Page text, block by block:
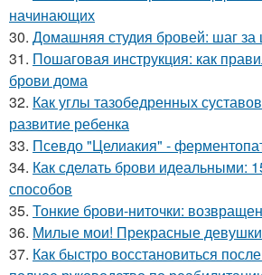
начинающих
30. Домашняя студия бровей: шаг за
31. Пошаговая инструкция: как
брови дома
32. Как углы тазобедренных
развитие ребенка
33. Псевдо "Целиакия" -
34. Как сделать брови идеальными:
способов
35. Тонкие брови-ниточки:
36. Милые мои! Прекрасные
37. Как быстро восстановиться